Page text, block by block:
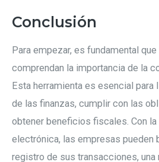
Conclusión
Para empezar, es fundamental
comprendan la importancia de la
Esta herramienta es esencial para
de las finanzas, cumplir con las
obtener beneficios fiscales. Con la
electrónica, las empresas pueden
registro de sus transacciones,